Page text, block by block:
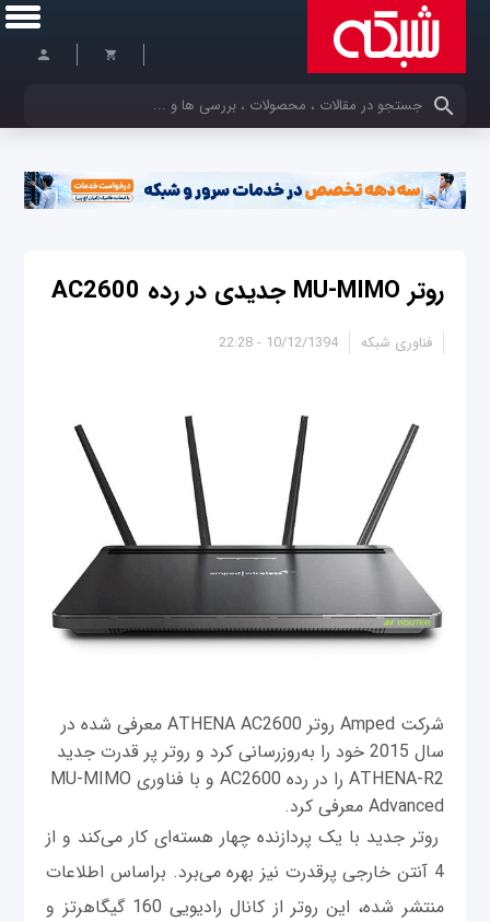
کلمات کلیدی خود را وارد کنید
روتر MU-MIMO جدیدی در رده AC2600
10/12/1394 - 22:28 فناوری شبکه
شرکت Amped روتر ATHENA AC2600 معرفی شده در
سال 2015 خود را به‌روزرسانی کرد و روتر پر قدرت جدید
ATHENA-R2 را در رده AC2600 و با فناوری MU-MIMO
Advanced معرفی کرد.
روتر جدید با یک پردازنده چهار هسته‌ای کار می‌کند و از
4 آنتن خارجی پرقدرت نیز بهره می‌برد. براساس اطلاعات
منتشر شده، این روتر از کانال رادیویی 160 گیگاهرتز و